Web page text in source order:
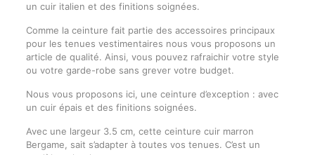
un cuir italien et des finitions soignées.
Comme la ceinture fait partie des accessoires principaux
pour les tenues vestimentaires nous vous proposons un
article de qualité. Ainsi, vous pouvez rafraichir votre style
ou votre garde-robe sans grever votre budget.
Nous vous proposons ici, une ceinture d’exception : avec
un cuir épais et des finitions soignées.
Avec une largeur 3.5 cm, cette ceinture cuir marron
Bergame, sait s’adapter à toutes vos tenues. C’est un